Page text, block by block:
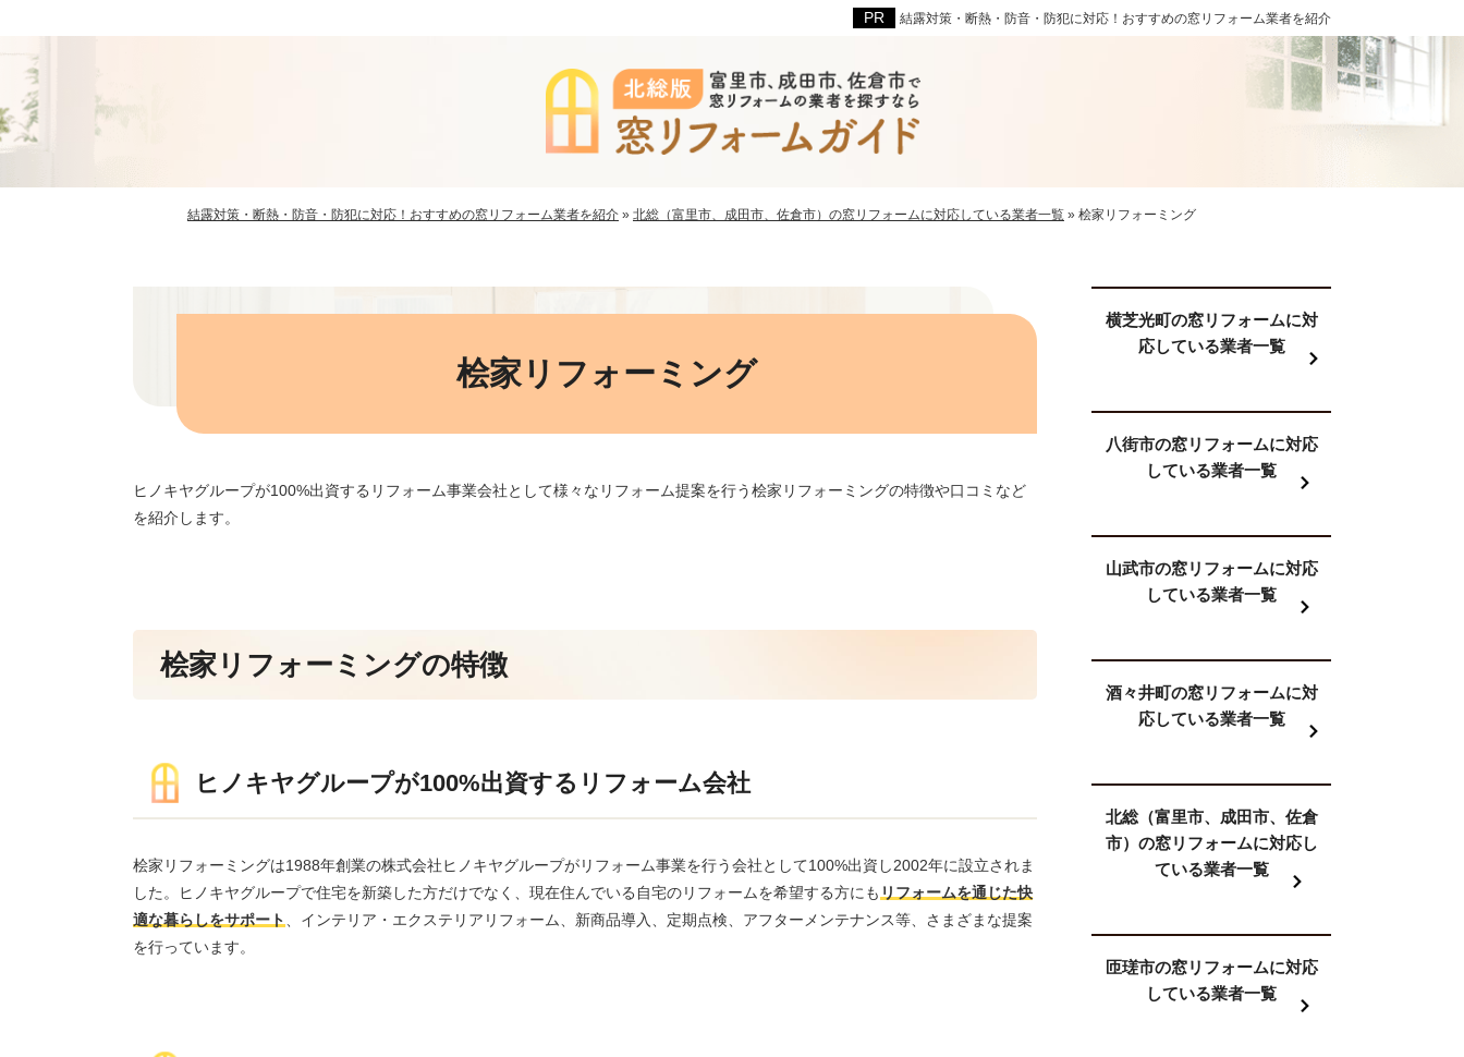
結露対策・断熱・防音・防犯に対応！おすすめの窓リフォーム業者を紹介
結露対策・断熱・防音・防犯に対応！おすすめの窓リフォーム業者を紹介 » 北総（富里市、成田市、佐倉市）の窓リフォームに対応している業者一覧 » 桧家リフォーミング
桧家リフォーミング
ヒノキヤグループが100%出資するリフォーム事業会社として様々なリフォーム提案を行う桧家リフォーミングの特徴や口コミなど
を紹介します。
桧家リフォーミングの特徴
ヒノキヤグループが100%出資するリフォーム会社
桧家リフォーミングは1988年創業の株式会社ヒノキヤグループがリフォーム事業を行う会社として100%出資し2002年に設立されま
した。ヒノキヤグループで住宅を新築した方だけでなく、現在住んでいる自宅のリフォームを希望する方にも リフォームを通じた快
適な暮らしをサポート
、インテリア・エクステリアリフォーム、新商品導入、定期点検、アフターメンテナンス等、さまざまな提案
を行っています。
横芝光町の窓リフォームに対
応している業者一覧
八街市の窓リフォームに対応
している業者一覧
山武市の窓リフォームに対応
している業者一覧
酒々井町の窓リフォームに対
応している業者一覧
北総（富里市、成田市、佐倉
市）の窓リフォームに対応し
ている業者一覧
匝瑳市の窓リフォームに対応
している業者一覧